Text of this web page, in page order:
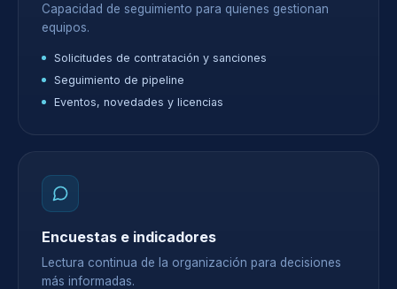
Capacidad de seguimiento para quienes gestionan
equipos.
Solicitudes de contratación y sanciones
Seguimiento de pipeline
Eventos, novedades y licencias
Encuestas e indicadores
Lectura continua de la organización para decisiones
más informadas.